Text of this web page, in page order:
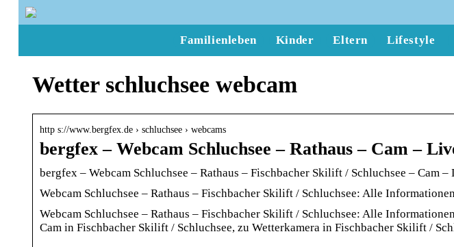
Familienleben Kinder Eltern Lifestyle
Wetter schluchsee webcam
http s://www.bergfex.de › schluchsee › webcams
bergfex – Webcam Schluchsee – Rathaus – Cam –
bergfex – Webcam Schluchsee – Rathaus – Fischbacher Skilift / Schluchsee – Cam –
Webcam Schluchsee – Rathaus – Fischbacher Skilift / Schluchsee: Alle
Webcam Schluchsee – Rathaus – Fischbacher Skilift / Schluchsee: Alle
Cam in Fischbacher Skilift / Schluchsee, zu Wetterkamera in Fischbacher Skilift /